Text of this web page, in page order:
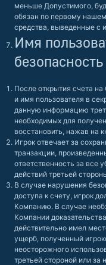
меньше Допустимого,
обязан по первому
средства, выведенные с
Имя
безопасность
После открытия счета на
и имя пользователя в
данную информацию
необходимых для
восстановить, нажав на
Игрок отвечает за
транзакции,
ответственность за все
действий третьей
В случае нарушения
доступа к счету, игрок
Компанию. В случае
Компании
действительно имел
ущерб, полученный
неосторожного
третьей стороной или за